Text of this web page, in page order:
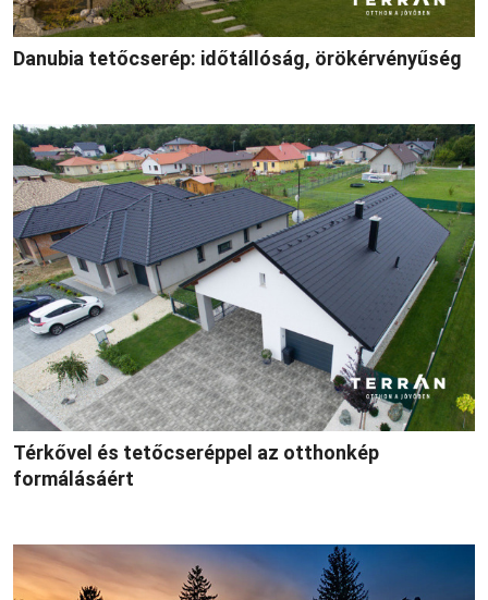
Danubia tetőcserép: időtállóság, örökérvényűség
Térkővel és tetőcseréppel az otthonkép
formálásáért